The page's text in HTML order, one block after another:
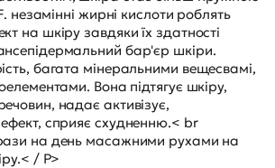
незамінні жирні кислоти роблять
на шкіру завдяки їх здатності
бар'єр шкіри.
багата мінеральними вещесвамі,
Вона підтягує шкіру,
надає активізує,
сприяє схудненню.< br
на день масажними рухами на
/ P>